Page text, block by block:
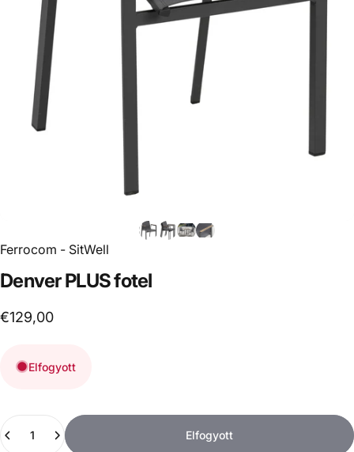
Ferrocom - SitWell
DenverPLUSfotel
€129,00
Elfogyott
Mennyiség
Elfogyott